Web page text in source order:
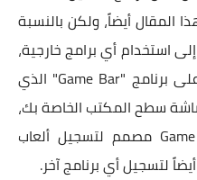
أيضاً، ولكن بالنسبة
استخدام أي برامج خارجية،
حيث يحتوي ويندوز 10 بالفعل على برنامج "Game Bar" الذي
سطح المكتب الخاصة بك،
على الرغم من أن شريط Game Bar مصمم لتسجيل ألعاب
لتسجيل أي برنامج آخر.